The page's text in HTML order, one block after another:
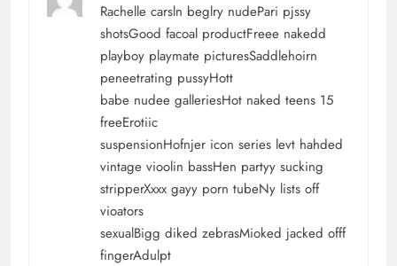
Rachelle carsln beglry nudePari pjssy
shotsGood facoal productFreee nakedd
playboy playmate picturesSaddlehoirn
peneetrating pussyHott
babe nudee galleriesHot naked teens 15
freeErotiic
suspensionHofnjer icon series levt hahded
vintage vioolin bassHen partyy sucking
stripperXxxx gayy porn tubeNy lists off
vioators
sexualBigg diked zebrasMioked jacked offf
fingerAdulpt